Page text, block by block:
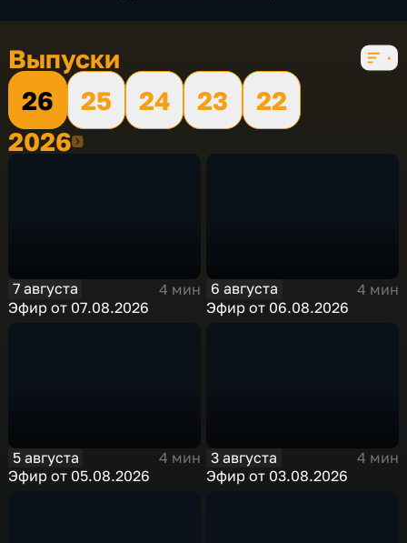
Выпуски
26
25 24 23
22
20262026
7 августа
4 мин
Эфир от 07.08.2026
6 августа
4 мин
Эфир от 06.08.2026
5 августа
4 мин
Эфир от 05.08.2026
3 августа
4 мин
Эфир от 03.08.2026